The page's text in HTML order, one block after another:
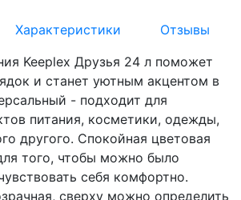
Характеристики
Отзывы
Keeplex Друзья 24 л поможет
и станет уютным акцентом в
- подходит для
питания, косметики, одежды,
другого. Спокойная цветовая
того, чтобы можно было
себя комфортно.
сверху можно определить